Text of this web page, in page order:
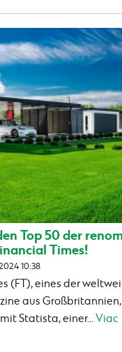
Top 50 der
Times!
10:38
(FT), eines der
aus
Statista, einer...Viac